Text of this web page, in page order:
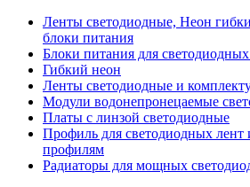
Ленты светодиодные, Неон
блоки питания
Блоки питания для
Гибкий неон
Ленты светодиодные и
Модули водонепронецаемые
Платы с линзой светодиодные
Профиль для светодиодных
профилям
Радиаторы для мощных